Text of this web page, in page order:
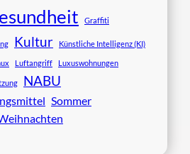
Graffiti
Kultur Künstliche Intelligenz (KI)
Luftangriff Luxuswohnungen
NABU
Sommer